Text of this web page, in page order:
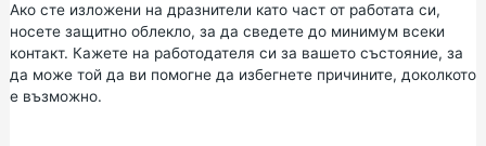
Ако сте изложени на дразнители като част от работата си,
носете защитно облекло, за да сведете до минимум всеки
контакт. Кажете на работодателя си за вашето състояние, за
да може той да ви помогне да избегнете причините, доколкото
е възможно.